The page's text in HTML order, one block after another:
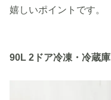
嬉しいポイントです。
90L 2ドア冷凍・冷蔵庫